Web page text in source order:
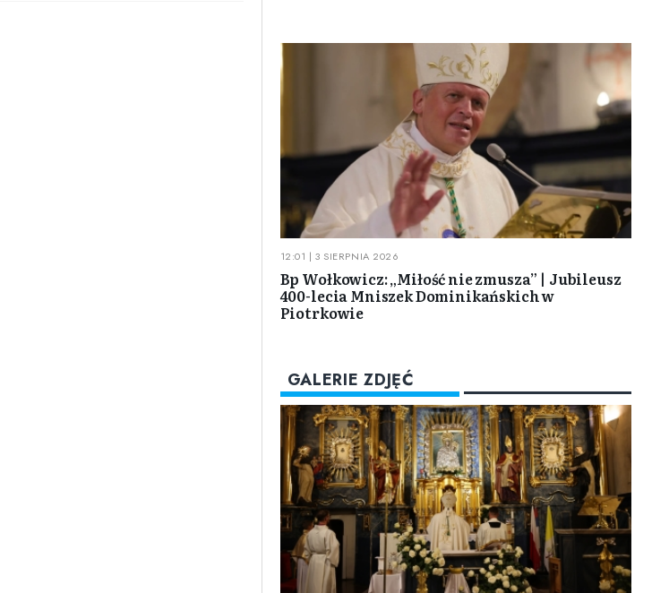
12:01 | 3 SIERPNIA 2026
Bp Wołkowicz: „Miłość nie zmusza” | Jubileusz
400-lecia Mniszek Dominikańskich w
Piotrkowie
GALERIE ZDJĘĆ